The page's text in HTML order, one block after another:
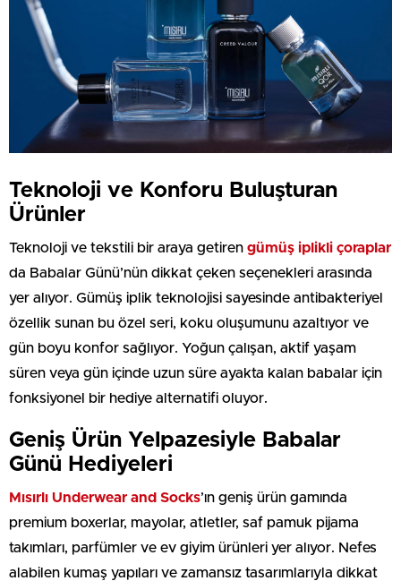
Teknoloji ve Konforu Buluşturan
Ürünler
Teknoloji ve tekstili bir araya getiren gümüş iplikli çoraplar
da Babalar Günü’nün dikkat çeken seçenekleri arasında
yer alıyor. Gümüş iplik teknolojisi sayesinde antibakteriyel
özellik sunan bu özel seri, koku oluşumunu azaltıyor ve
gün boyu konfor sağlıyor. Yoğun çalışan, aktif yaşam
süren veya gün içinde uzun süre ayakta kalan babalar için
fonksiyonel bir hediye alternatifi oluyor.
Geniş Ürün Yelpazesiyle Babalar
Günü Hediyeleri
Mısırlı Underwear and Socks’ın geniş ürün gamında
premium boxerlar, mayolar, atletler, saf pamuk pijama
takımları, parfümler ve ev giyim ürünleri yer alıyor. Nefes
alabilen kumaş yapıları ve zamansız tasarımlarıyla dikkat